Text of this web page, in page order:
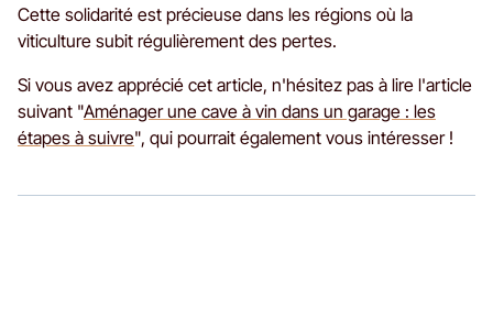
Cette solidarité est précieuse dans les régions où la
viticulture subit régulièrement des pertes.
Si vous avez apprécié cet article, n'hésitez pas à lire l'article
suivant "Aménager une cave à vin dans un garage : les
étapes à suivre", qui pourrait également vous intéresser !